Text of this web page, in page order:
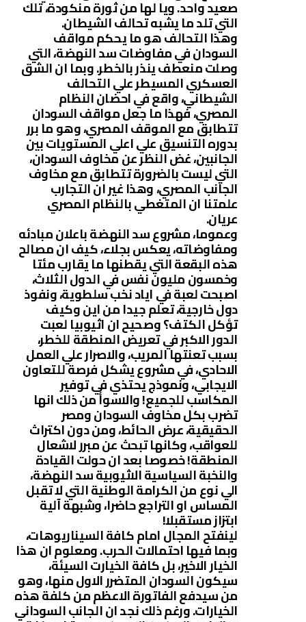
صعيد واحد. ويا لها من ثورة منكودة، تلك
التي تلد ما يشبه تحالف الشيطان.
وهذا التحالف هو ما يحكم مواقف
السودان في مفاوضات سد النهضة، التي
وصلت منعطف ينذر بالخطر. وبما ان الشق
العسكري المسيطر علي التحالف
الشيطاني، واقع في احضان النظام
المصري، فهذا ما جعل مواقف السودان
تتطابق مع الموقف المصري، وهو ما برر
بدوره التنسيق علي اعلي المستويات بين
الجانبين، غض النظر عن مخاوف السودان،
التي ليست بالضرورة تتطابق مع مخاوف
الجانب المصري، وهذا غير ان التجارب
علمتنا ان المتغطي بالنظام المصري
عريان.
وعموما، مشروع سد النهضة باعلان مبادئه
ومفاوضاته، يعكس بجلاء، كيف ان مصالح
هذه البقعة التي يقطنها ما يقارب مئتا
وخمسون مليون نفس في الدول الثلاث،
اصبحت لعبة في اياد نخب سلطوية، ونفوذ
دول خارجية، تعلم جيدا من اين وكيف
تؤكل الكتف؟ وصحيح ان اثيوبيا لعبت
الدور الاكبر في تعريض المنطقة للخطر،
بسبب تعنتها المريب، والاصرار علي العمل
الاحادي، في مشروع يشكل فرصة للتعاون
الايجابي، ونموذج يحتذي في توفير
المكاسب للجميع! والاسوأ من ذلك انها
تضرب بكل مخاوف السودان ومصر
الحقيقية، عرض الحائط، ومن دون اكتراث
للعواقب، وكانها تبحث عن مبرر لاشعال
المنطقة! خصوصا بعد ان حولت القيادة
والنخبة السياسية الاثيوبية سد النهضة،
الي نوع من الكرامة الوطنية التي لا تقبل
المساس او التراجع حاضرا، وشبهة آلية
ابتزاز مستقبلا!
لينفتح المجال امام كافة السيناريوهات،
وبما فيها احتمالات الحرب. ومعلوم ان هذا
الخيار الاخير، بل كافة الخيارت السيئة،
سيكون السودان المتضرر الاول منها، وهو
من سيدفع الفاتورة الاعظم من كلفة هذه
الخيارات. ورغم ذلك نجد ان الجانب السوداني